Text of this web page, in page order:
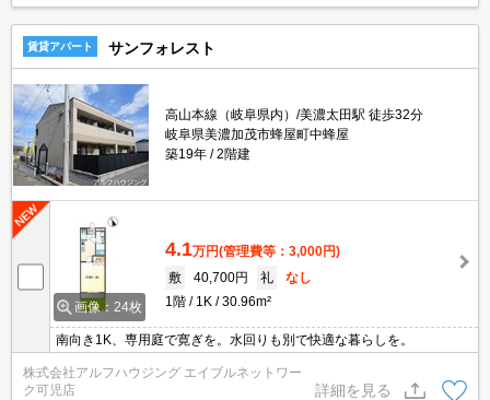
賃貸アパート サンフォレスト
高山本線（岐阜県内）/美濃太田駅 徒歩32分
岐阜県美濃加茂市蜂屋町中蜂屋
築19年
2階建
画像：24枚
4.1万円(管理費等：3,000円)
敷
40,700円 礼
なし
1階
1K 30.96m²
南向き1K、専用庭で寛ぎを。水回りも別で快適な暮らしを。
株式会社アルフハウジング エイブルネットワー
ク可児店
詳細を見る